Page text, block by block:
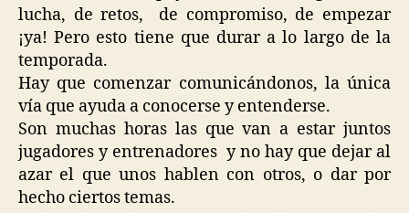
lucha, de retos, de compromiso, de empezar
¡ya! Pero esto tiene que durar a lo largo de la
temporada.
Hay que comenzar comunicándonos, la única
vía que ayuda a conocerse y entenderse.
Son muchas horas las que van a estar juntos
jugadores y entrenadores y no hay que dejar al
azar el que unos hablen con otros, o dar por
hecho ciertos temas.